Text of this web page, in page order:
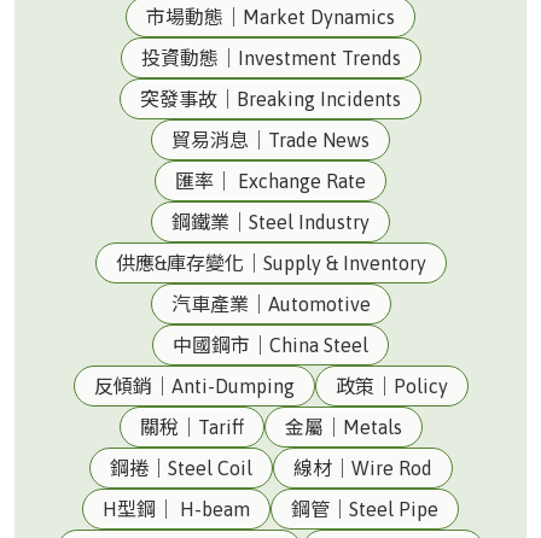
市場動態｜Market Dynamics
投資動態｜Investment Trends
突發事故｜Breaking Incidents
貿易消息｜Trade News
匯率｜ Exchange Rate
鋼鐵業｜Steel Industry
供應&庫存變化｜Supply & Inventory
汽車產業｜Automotive
中國鋼市｜China Steel
反傾銷｜Anti-Dumping
政策｜Policy
關稅｜Tariff
金屬｜Metals
鋼捲｜Steel Coil
線材｜Wire Rod
H型鋼｜ H-beam
鋼管｜Steel Pipe